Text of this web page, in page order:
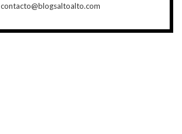
contacto@blogsaltoalto.com